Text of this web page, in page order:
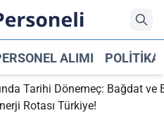
ALIMI POLITIKA
Tarihi Dönemeç: Bağdat ve Erbil
Rotası Türkiye!